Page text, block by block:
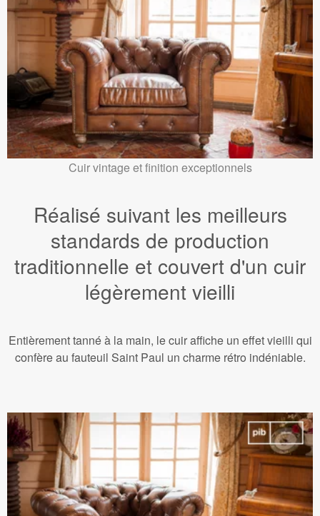
Cuir vintage et finition exceptionnels
Réalisé suivant les meilleurs
standards de production
traditionnelle et couvert d'un cuir
légèrement vieilli
Entièrement tanné à la main, le cuir affiche un effet vieilli qui
confère au fauteuil Saint Paul un charme rétro indéniable.